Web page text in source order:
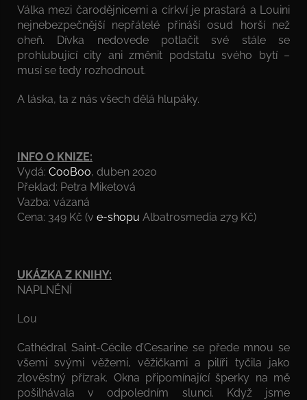
Válka mezi čarodějnicemi a církví je prastará a Louini
nejnebezpečnější nepřátelé přináší osud horší než
oheň. Dívka nedovede potlačit své stále se
prohlubující city ani změnit podstatu svého bytí –
musí se tedy rozhodnout.
A láska, ta z nás všech dělá hlupáky.
INFO O KNIZE:
Vydá: CooBoo, duben 2020
Překlad: Petra Miketová
Vazba: vázaná
Cena: 349 Kč (v e-shopu Albatrosmedia 279 Kč)
UKÁZKA Z KNIHY:
NAPLNĚNÍ
Lou
Cathédral Saint-Cécile d’Cesarine se přede mnou se
všemi svými věžemi, věžičkami a pilíři tyčila jako
zlověstný přízrak. Okna připomínající šperky na mě
pošilhávala v odpoledním slunci. Když jsme